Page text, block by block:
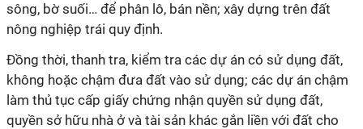
sông, bờ suối… để phân lô, bán nền; xây dựng trên đất
nông nghiệp trái quy định.
Đồng thời, thanh tra, kiểm tra các dự án có sử dụng đất,
không hoặc chậm đưa đất vào sử dụng; các dự án chậm
làm thủ tục cấp giấy chứng nhận quyền sử dụng đất,
quyền sở hữu nhà ở và tài sản khác gắn liền với đất cho